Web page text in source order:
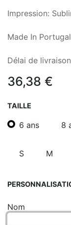
Impression:
Made In Portugal
Délai de
36,38 €
TAILLE
6 ans 8
S M
Nom